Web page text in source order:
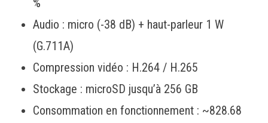
%
Audio : micro (-38 dB) + haut-parleur 1 W
(G.711A)
Compression vidéo : H.264 / H.265
Stockage : microSD jusqu’à 256 GB
Consommation en fonctionnement : ~828.68